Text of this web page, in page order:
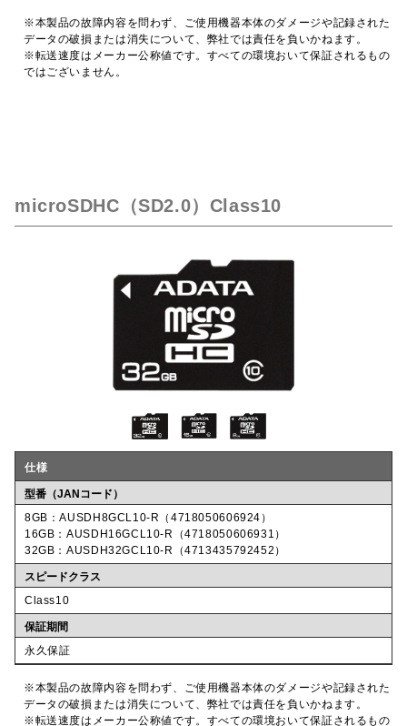
※本製品の故障内容を問わず、ご使用機器本体のダメージや記録された
データの破損または消失について、弊社では責任を負いかねます。
※転送速度はメーカー公称値です。すべての環境おいて保証されるもの
ではございません。
microSDHC（SD2.0）Class10
仕様
型番（JANコード）
8GB：AUSDH8GCL10-R（4718050606924）
16GB：AUSDH16GCL10-R（4718050606931）
32GB：AUSDH32GCL10-R（4713435792452）
スピードクラス
Class10
保証期間
永久保証
※本製品の故障内容を問わず、ご使用機器本体のダメージや記録された
データの破損または消失について、弊社では責任を負いかねます。
※転送速度はメーカー公称値です。すべての環境おいて保証されるもの